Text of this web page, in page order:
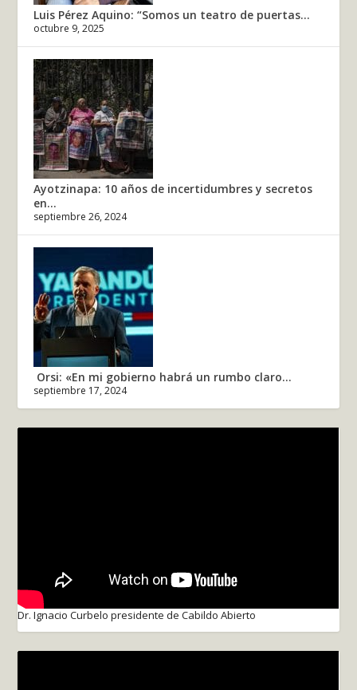
Luis Pérez Aquino: “Somos un teatro de puertas...
octubre 9, 2025
Ayotzinapa: 10 años de incertidumbres y secretos
en...
septiembre 26, 2024
Orsi: «En mi gobierno habrá un rumbo claro...
septiembre 17, 2024
Dr. Ignacio Curbelo presidente de Cabildo Abierto